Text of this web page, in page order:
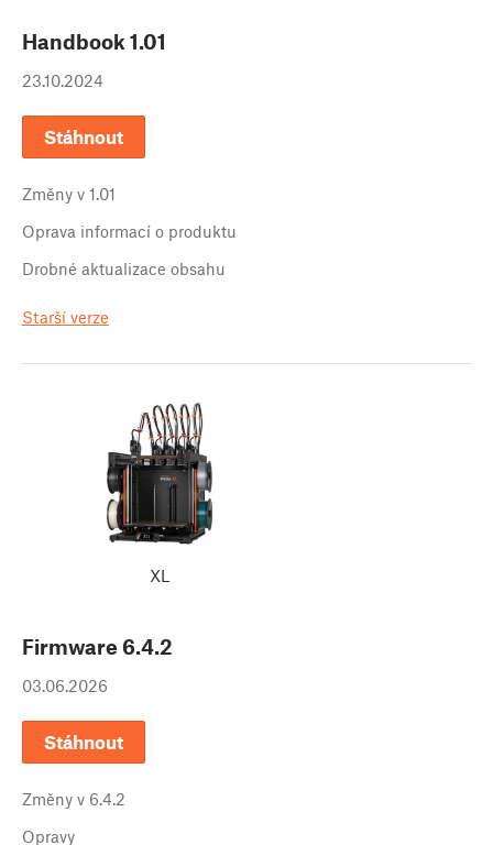
Handbook 1.01
23.10.2024
Stáhnout
Změny v 1.01
Oprava informací o produktu
Drobné aktualizace obsahu
Starší verze
XL
Firmware 6.4.2
03.06.2026
Stáhnout
Změny v 6.4.2
Opravy